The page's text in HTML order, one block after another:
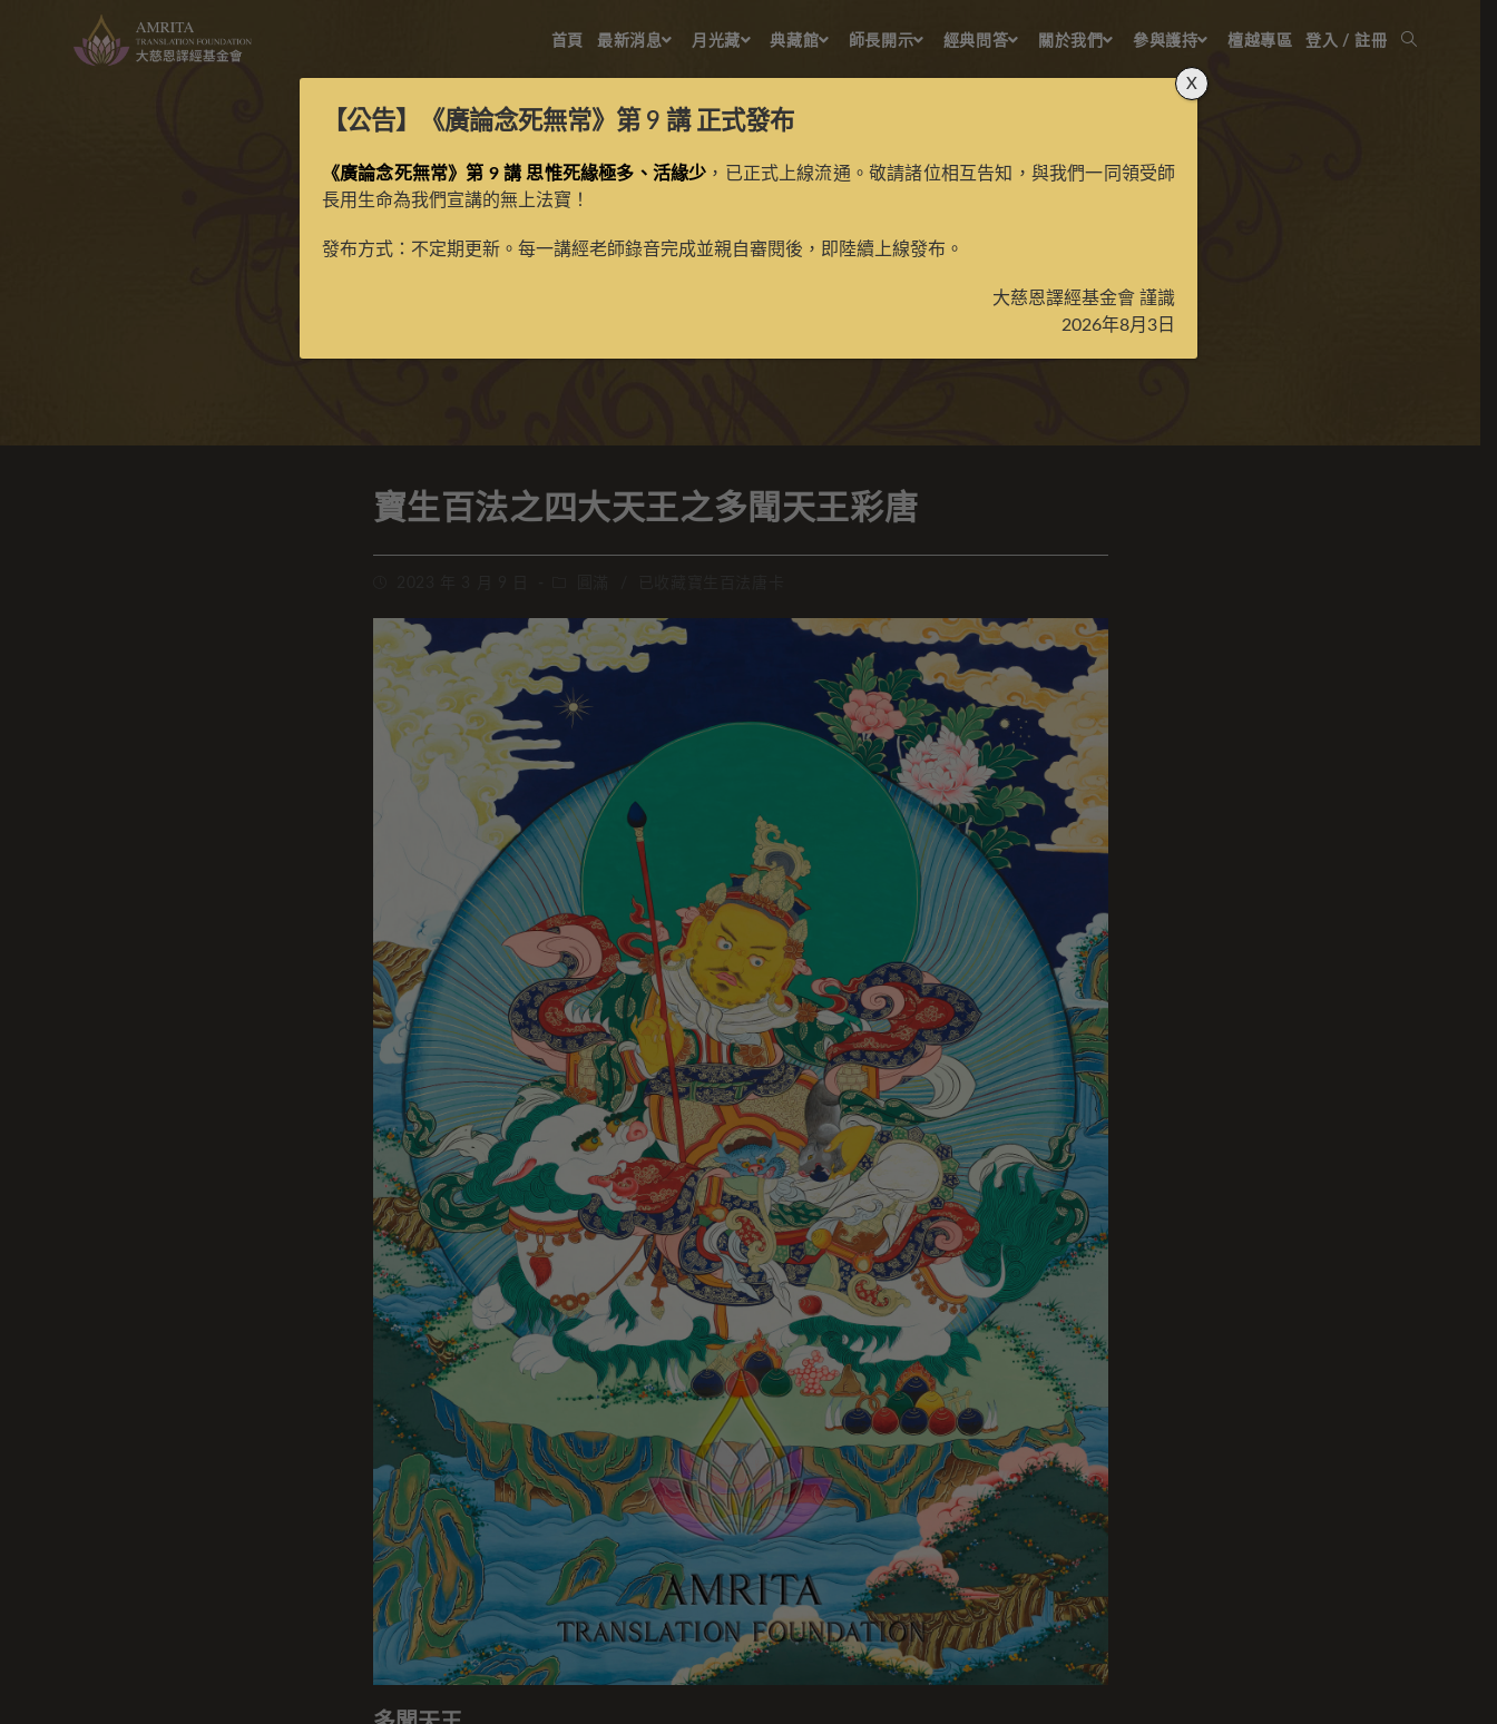
首頁 最新消息 月光藏 典藏館 師長開示 經典問答 關於我們 參與護持 檀越專區 登入 / 註冊
寶生百法之四大天王之多聞天王彩唐
寶生百法之四大天王之多聞天王彩唐
【公告】 《廣論念死無常》第 9 講正式發布
《廣論念死無常》第 9 講 思惟死緣極多、活緣少 ，已正式上線流通。敬請諸位相互告知，與我們一同領受師
長用生命為我們宣講的無上法寶！
發布方式：不定期更新。每一講經老師錄音完成並親自審閱後，即陸續上線發布。
大慈恩譯經基金會 謹識
2026年8月3日
X